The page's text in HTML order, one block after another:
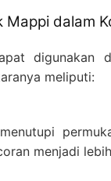
Mappi dalam
digunakan
meliputi:
menjadi